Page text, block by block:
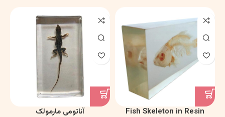
Fish Skeleton in Resin
آناتومی مارمولک